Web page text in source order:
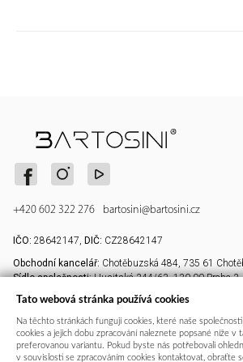
+420 602 322 276 bartosini@bartosini.cz
IČO: 28642147, DIČ: CZ28642147
Obchodní kancelář: Chotěbuzská 484, 735 61
Sídlo společnosti:Husitská 344/63, 130 00 Praha 3
Vše o nákupu
Platba a doprava
Povrchové úpravy
Důležité informace
Kontakty
Profil
Tato webová stránka používá cookies
Na těchto stránkách fungují cookies, které naše
cookies a jejich dobu zpracování naleznete popsané níže v
preferovanou variantu. Pokud byste nás potřebovali
v souvislosti se zpracováním cookies kontaktovat, obraťte